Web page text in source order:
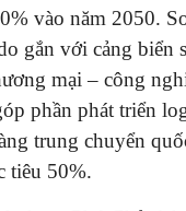
vào năm 2050.
gắn với cảng biển
mại – công
phần phát triển
trung chuyển
tiêu 50%.